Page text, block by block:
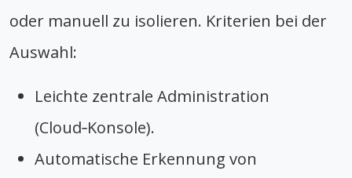
oder manuell zu isolieren. Kriterien bei der
Auswahl:
Leichte zentrale Administration
(Cloud‑Konsole).
Automatische Erkennung von